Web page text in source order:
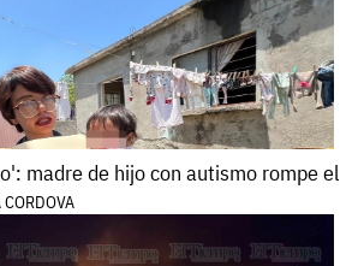
madre de hijo con autismo rompe el